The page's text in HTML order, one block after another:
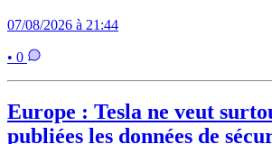
07/08/2026 à 21:44
• 0
Europe : Tesla ne veut
publiées les données de